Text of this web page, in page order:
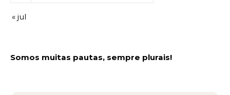
« jul
Somos muitas pautas, sempre plurais!